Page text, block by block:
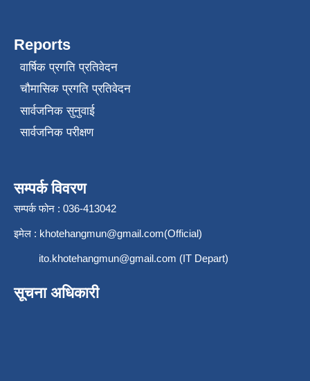
Reports
वार्षिक प्रगति प्रतिवेदन
चौमासिक प्रगति प्रतिवेदन
सार्वजनिक सुनुवाई
सार्वजनिक परीक्षण
सम्पर्क विवरण
सम्पर्क फोन : 036-413042
इमेल : khotehangmun@gmail.com(Official)
ito.khotehangmun@gmail.com (IT Depart)
सूचना अधिकारी